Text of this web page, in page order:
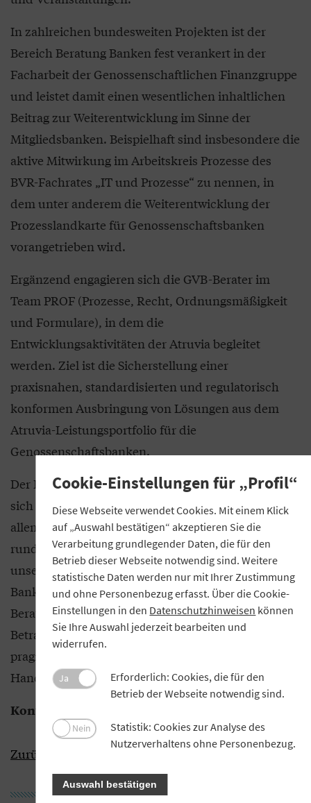
In zahlreichen bundesweiten Projekten ist der
Bereich Beratung Banken fest verankert in der
Facharbeit der Genossenschaftlichen Finanzgruppe
und leistet damit einen wesentlichen inhaltlichen
Beitrag zur Weiterentwicklung im Sinne der
Mitgliedsbanken. Beispielhaft sind insbesondere die
aktive Mitwirkung im Arbeitskreis Prozesse des
BVR-Fachrates „IT und Prozesse“ zu nennen, in
dem unter anderem die Weiterentwicklung der
Prozesslandkarte für Genossenschaftsbanken
vorangetrieben wird.
Ergänzend engagieren sich die GVB-Berater im
Team PROF (Prozesse, Recht, Ordnungsmäßigkeit
und Formulare), in dem die
Entwicklungsaktivitäten der Atruvia begleitet
werden. Ziel ist die Sicherstellung einer
praxisnahen, standardisierten und regulatorisch
konformen Ausbringung von Lösungen aus dem
Atruvia-Leistungsportfolio für die
Genossenschaftsbanken.
Der Bereich Beratung Banken des GVB entwickelt
sich somit laufend. Für dieses Jahr steht hier vor
allem eines im Fokus: die ganzheitliche Beratung
rund um das neue Betriebsmodell gemeinsam mit
unseren Verbundpartnern. Hier besteht für viele
Banken akuter Handlungs- und auch
Beratungsbedarf im Sinne einer ganzheitlichen
Betrachtung des Zielbilds sowie einer
pragmatischen Untersuchung der operativen
Handlungsoptionen.
Kontakt:
Zurück zur Übersicht
Cookie-Einstellungen für „Profil“
Diese Webseite verwendet Cookies. Mit einem Klick
auf „Auswahl bestätigen“ akzeptieren Sie die
Verarbeitung grundlegender Daten, die für den
Betrieb dieser Webseite notwendig sind. Weitere
statistische Daten werden nur mit Ihrer Zustimmung
und ohne Personenbezug erfasst. Über die Cookie-
Einstellungen in den Datenschutzhinweisen können
Sie Ihre Auswahl jederzeit bearbeiten und
widerrufen.
Ja
Erforderlich: Cookies, die für den
Betrieb der Webseite notwendig sind.
Nein
Statistik: Cookies zur Analyse des
Nutzerverhaltens ohne Personenbezug.
Auswahl bestätigen